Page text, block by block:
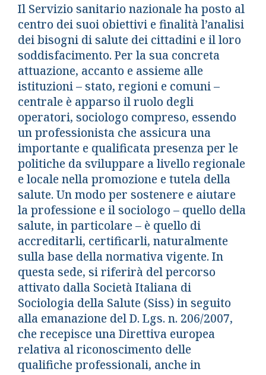
Il Servizio sanitario nazionale ha posto al
centro dei suoi obiettivi e finalità l’analisi
dei bisogni di salute dei cittadini e il loro
soddisfacimento. Per la sua concreta
attuazione, accanto e assieme alle
istituzioni – stato, regioni e comuni –
centrale è apparso il ruolo degli
operatori, sociologo compreso, essendo
un professionista che assicura una
importante e qualificata presenza per le
politiche da sviluppare a livello regionale
e locale nella promozione e tutela della
salute. Un modo per sostenere e aiutare
la professione e il sociologo – quello della
salute, in particolare – è quello di
accreditarli, certificarli, naturalmente
sulla base della normativa vigente. In
questa sede, si riferirà del percorso
attivato dalla Società Italiana di
Sociologia della Salute (Siss) in seguito
alla emanazione del D. Lgs. n. 206/2007,
che recepisce una Direttiva europea
relativa al riconoscimento delle
qualifiche professionali, anche in